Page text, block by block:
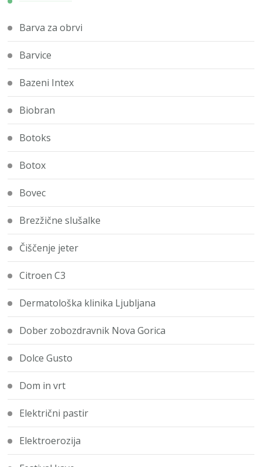
Barva za obrvi
Barvice
Bazeni Intex
Biobran
Botoks
Botox
Bovec
Brezžične slušalke
Čiščenje jeter
Citroen C3
Dermatološka klinika Ljubljana
Dober zobozdravnik Nova Gorica
Dolce Gusto
Dom in vrt
Električni pastir
Elektroerozija